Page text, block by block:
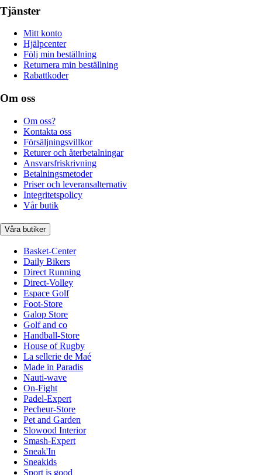
Tjänster
Mitt konto
Hjälpcenter
Följ min beställning
Returnera min beställning
Rabattkoder
Om oss
Om oss?
Kontakta oss
Försäljningsvillkor
Returer och återbetalningar
Ansvarsfriskrivning
Betalningsmetoder
Priser och leveransalternativ
Integritetspolicy
Vår butik
Våra butiker
Basket-Center
Daily Bikers
Direct Running
Direct-Volley
Espace Golf
Foot-Store
Galop Store
Golf and co
Handball-Store
House of Rugby
La sellerie de Maé
Made in Paradis
Nauti-wave
On-Fight
Padel-Expert
Pecheur-Store
Pet and Garden
Slowood Interior
Smash-Expert
Sneak'In
Sneakids
Sport is good